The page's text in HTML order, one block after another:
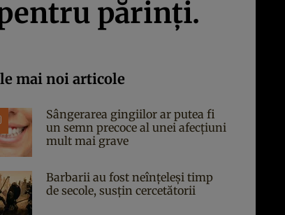
părinţi.
mai noi articole
Sângerarea gingiilor ar putea fi
un semn precoce al unei afecțiuni
mult mai grave
Barbarii au fost neînțeleși timp
de secole, susțin cercetătorii